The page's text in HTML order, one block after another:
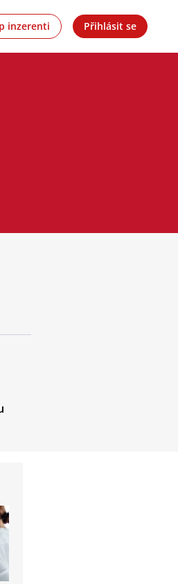
inzerenti Přihlásit se